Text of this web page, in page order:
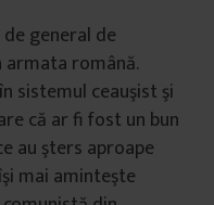
general de
română.
sistemul ceauşist şi
că ar fi fost un bun
au şters aproape
mai aminteşte